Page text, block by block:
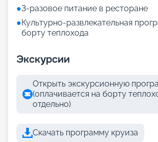
●3-разовое питание в ресторане
●Культурно-развлекательная
борту теплохода
Экскурсии
Открыть экскурсионную
(оплачивается на борту
отдельно)
Скачать программу круиза